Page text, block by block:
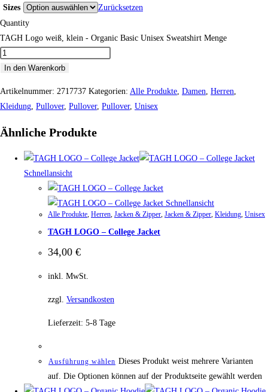
Sizes
Zurücksetzen
Quantity
TAGH Logo weiß, klein - Organic Basic Unisex Sweatshirt Menge
In den Warenkorb
Artikelnummer: 2717737 Kategorien: Alle Produkte, Damen, Herren,
Kleidung, Pullover, Pullover, Pullover, Unisex
Ähnliche Produkte
Schnellansicht
Schnellansicht
Alle Produkte Herren Jacken & Zipper Jacken & Zipper Kleidung Unisex
TAGH LOGO – College Jacket
34,00 €
inkl. MwSt.
zzgl. Versandkosten
Lieferzeit: 5-8 Tage
Ausführung wählen Dieses Produkt weist mehrere Varianten
auf. Die Optionen können auf der Produktseite gewählt werden